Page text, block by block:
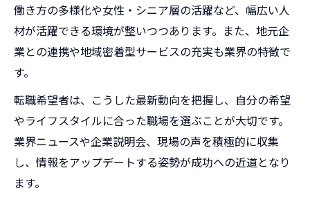
働き方の多様化や女性・シニア層の活躍など、幅広い人
材が活躍できる環境が整いつつあります。また、地元企
業との連携や地域密着型サービスの充実も業界の特徴で
す。
転職希望者は、こうした最新動向を把握し、自分の希望
やライフスタイルに合った職場を選ぶことが大切です。
業界ニュースや企業説明会、現場の声を積極的に収集
し、情報をアップデートする姿勢が成功への近道となり
ます。